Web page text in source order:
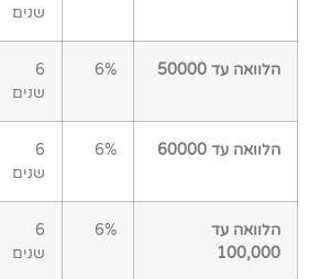
שנים
הלוואה עד 50000 6%
6
שנים
הלוואה עד 60000 6%
6
שנים
הלוואה עד
100,000
6%
6
שנים